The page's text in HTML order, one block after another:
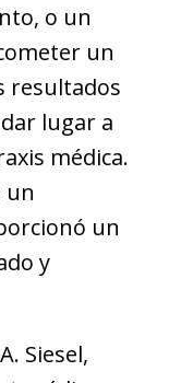
o un
un
resultados
lugar a
médica.
un
un
y
Siesel,